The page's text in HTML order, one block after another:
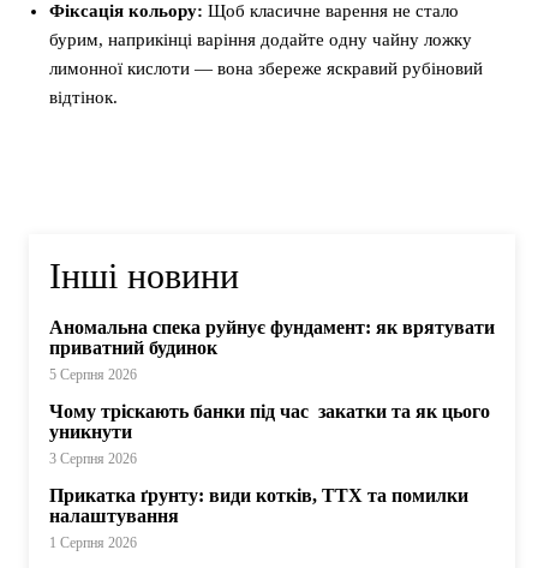
Фіксація кольору: Щоб класичне варення не стало
бурим, наприкінці варіння додайте одну чайну ложку
лимонної кислоти — вона збереже яскравий рубіновий
відтінок.
Інші новини
Аномальна спека руйнує фундамент: як врятувати
приватний будинок
5 Серпня 2026
Чому тріскають банки під час закатки та як цього
уникнути
3 Серпня 2026
Прикатка ґрунту: види котків, ТТХ та помилки
налаштування
1 Серпня 2026